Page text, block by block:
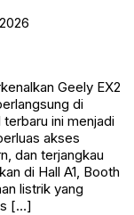
Geely EX2
di
ini menjadi
akses
dan terjangkau
di Hall A1, Booth
listrik yang
[…]